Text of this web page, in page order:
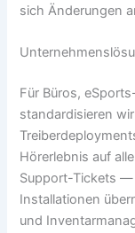
sich Änderungen
Für Büros,
standardisieren
Hörerlebnis auf
Support-Tickets —
Installationen
und